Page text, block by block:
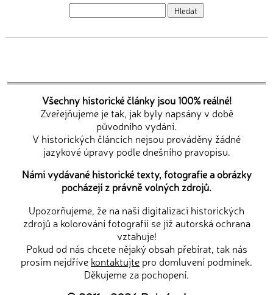
Všechny historické články jsou 100% reálné!
Zveřejňujeme je tak, jak byly napsány v době
původního vydání.
V historických článcích nejsou prováděny žádné
jazykové úpravy podle dnešního pravopisu.
Námi vydávané historické texty, fotografie a obrázky
pocházejí z právně volných zdrojů.
Upozorňujeme, že na naši digitalizaci historických
zdrojů a kolorování fotografií se již autorská ochrana
vztahuje!
Pokud od nás chcete nějaký obsah přebírat, tak nás
prosím nejdříve kontaktujte pro domluvení podmínek.
Děkujeme za pochopení.